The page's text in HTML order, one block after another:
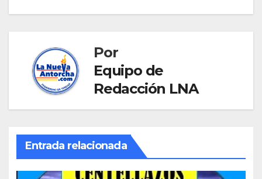
Por
Equipo de
Redacción LNA
Entrada relacionada